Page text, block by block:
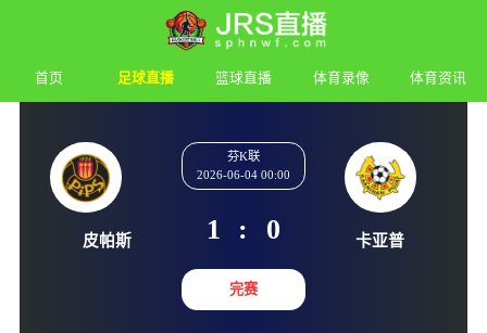
首页 足球直播 篮球直播 体育录像 体育资讯
芬K联
1 :